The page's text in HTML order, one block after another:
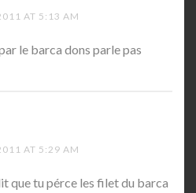
AT 5:13 AM
le barca dons parle pas
AT 5:29 AM
que tu pérce les filet du barca